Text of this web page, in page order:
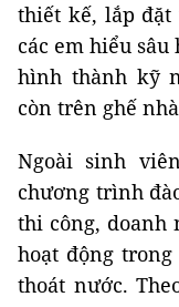
thiết kế, lắp đặt
các em hiểu
hình thành kỹ
còn trên ghế
Ngoài sinh
chương trình
thi công, doanh
hoạt động
thoát nước.